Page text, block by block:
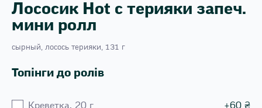
Лососик Hot с терияки запеч.
мини ролл
сырный, лосось терияки, 131 г
Топінги до ролів
Креветка, 20 г +60 ₴